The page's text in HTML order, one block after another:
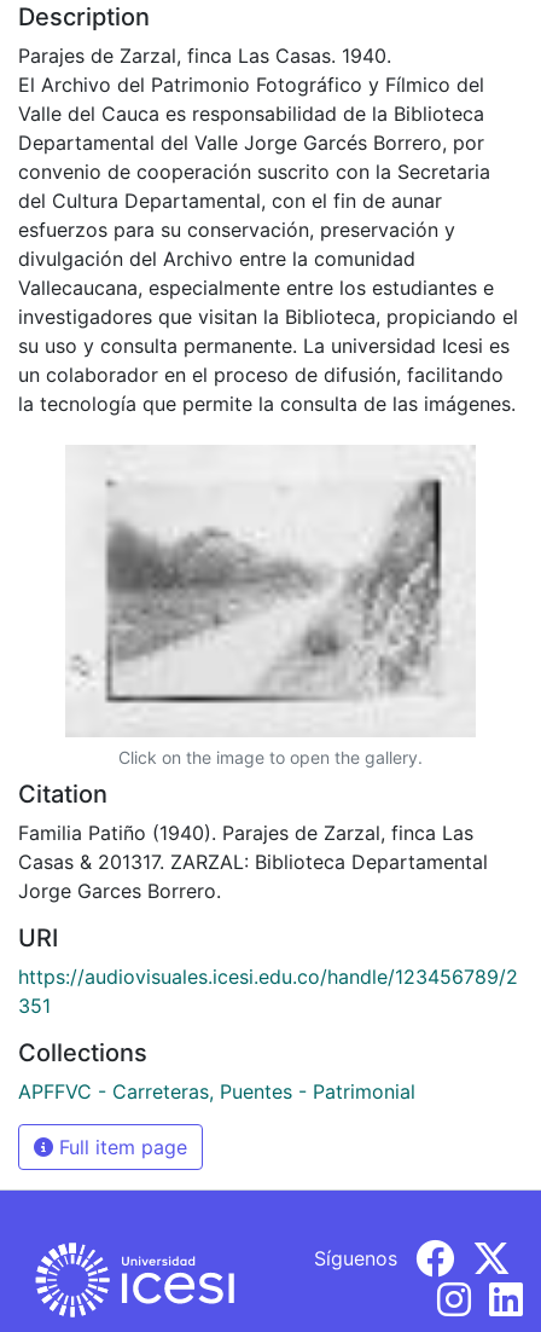
Description
Parajes de Zarzal, finca Las Casas. 1940.
El Archivo del Patrimonio Fotográfico y Fílmico del
Valle del Cauca es responsabilidad de la Biblioteca
Departamental del Valle Jorge Garcés Borrero, por
convenio de cooperación suscrito con la Secretaria
del Cultura Departamental, con el fin de aunar
esfuerzos para su conservación, preservación y
divulgación del Archivo entre la comunidad
Vallecaucana, especialmente entre los estudiantes e
investigadores que visitan la Biblioteca, propiciando el
su uso y consulta permanente. La universidad Icesi es
un colaborador en el proceso de difusión, facilitando
la tecnología que permite la consulta de las imágenes.
Click on the image to open the gallery.
Citation
Familia Patiño (1940). Parajes de Zarzal, finca Las
Casas & 201317. ZARZAL: Biblioteca Departamental
Jorge Garces Borrero.
URI
https://audiovisuales.icesi.edu.co/handle/123456789/2
351
Collections
APFFVC - Carreteras, Puentes - Patrimonial
Full item page
Síguenos